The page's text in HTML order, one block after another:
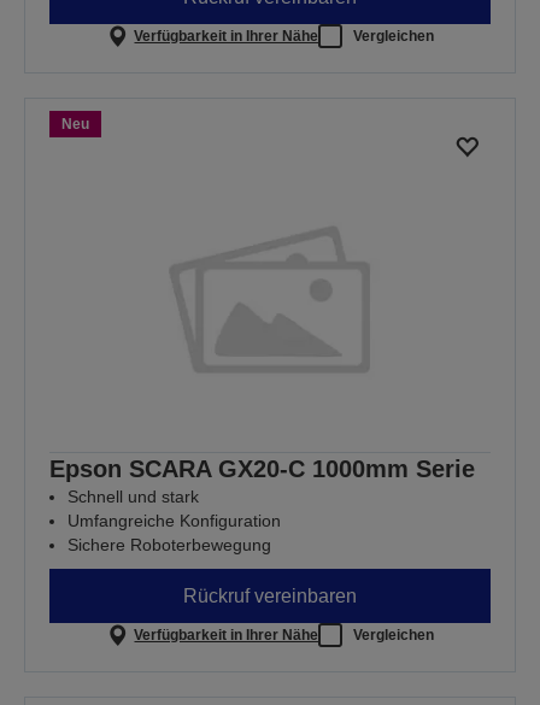
Verfügbarkeit in Ihrer Nähe Vergleichen
Neu
Epson SCARA GX20-C 1000mm Serie
Schnell und stark
Umfangreiche Konfiguration
Sichere Roboterbewegung
Rückruf vereinbaren
Verfügbarkeit in Ihrer Nähe Vergleichen